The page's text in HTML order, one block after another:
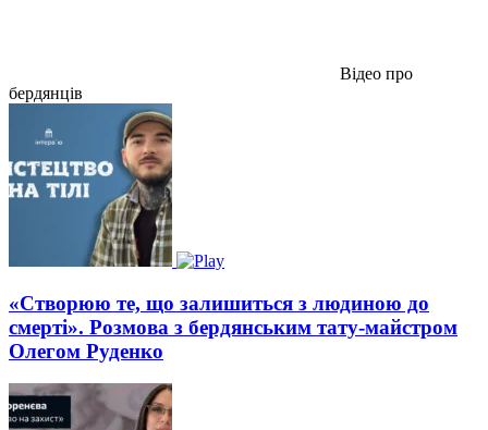
Відео про
бердянців
«Створюю те, що залишиться з людиною до
смерті». Розмова з бердянським тату-майстром
Олегом Руденко